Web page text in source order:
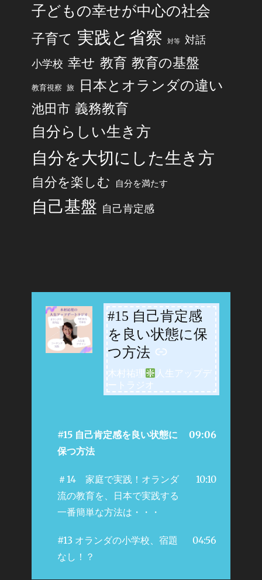
子どもの幸せが中心の社会
子育て 実践と省察 対等 対話
小学校 幸せ 教育 教育の基盤
教育視察 旅 日本とオランダの違い
池田市 義務教育
自分らしい生き方
自分を大切にした生き方
自分を楽しむ 自分を満たす
自己基盤 自己肯定感
#15 自己肯定感
を良い状態に保
つ方法
-
木村祐理
人生アップデ
ートラジオ
#15 自己肯定感を良い状態に
保つ方法
09:06
＃14 家庭で実践！オランダ
流の教育を、日本で実践する
一番簡単な方法は・・・
10:10
#13 オランダの小学校、宿題
なし！？
04:56